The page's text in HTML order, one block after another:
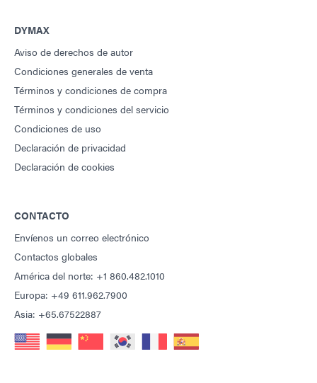
DYMAX
Aviso de derechos de autor
Condiciones generales de venta
Términos y condiciones de compra
Términos y condiciones del servicio
Condiciones de uso
Declaración de privacidad
Declaración de cookies
CONTACTO
Envíenos un correo electrónico
Contactos globales
América del norte: +1 860.482.1010
Europa: +49 611.962.7900
Asia: +65.67522887